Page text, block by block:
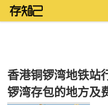
旅游攻略
香港铜锣湾地铁站
锣湾存包的地方及